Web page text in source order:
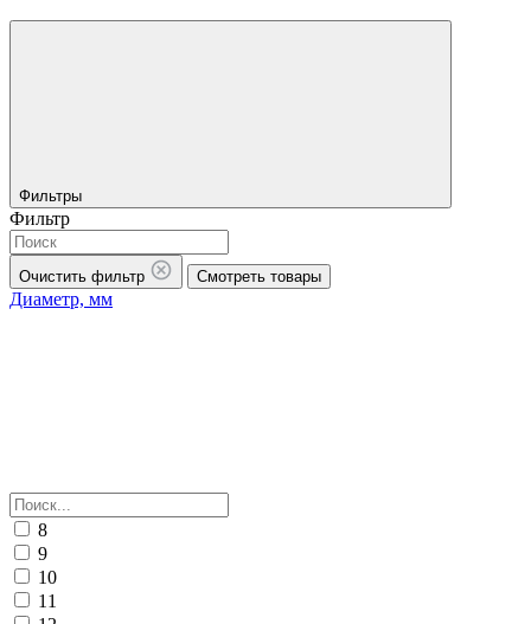
Фильтры
Фильтр
Очистить фильтр Смотреть товары
Диаметр, мм
8
9
10
11